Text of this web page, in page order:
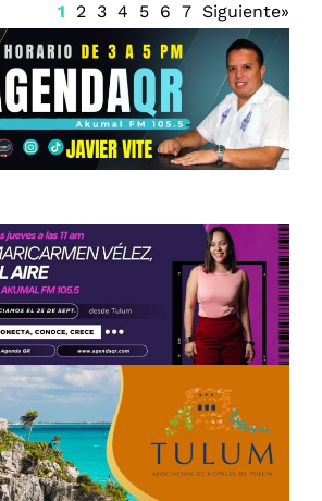
1 2 3 4 5 6 7 Siguiente»